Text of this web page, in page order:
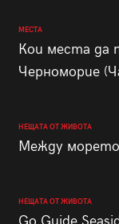
МЕСТА
Кои места
Черноморие
НЕЩАТА ОТ ЖИВОТА
Между морето
НЕЩАТА ОТ ЖИВОТА